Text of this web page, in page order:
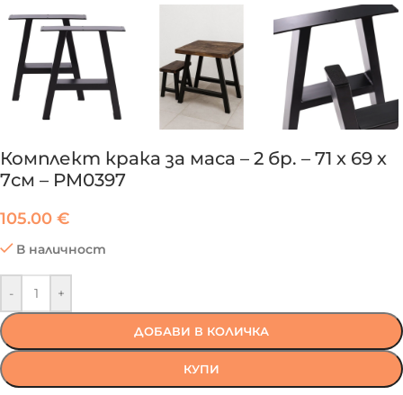
Комплект крака за маса – 2 бр. – 71 х 69 х
7см – PM0397
105.00 €
В наличност
- +
ДОБАВИ В КОЛИЧКА
КУПИ